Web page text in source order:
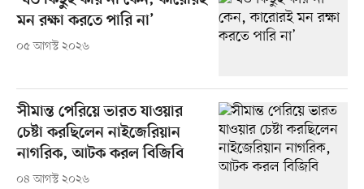
মন রক্ষা করতে পারি না’
০৫ আগস্ট ২০২৬
সীমান্ত পেরিয়ে ভারত যাওয়ার
চেষ্টা করছিলেন নাইজেরিয়ান
নাগরিক, আটক করল বিজিবি
০৪ আগস্ট ২০২৬